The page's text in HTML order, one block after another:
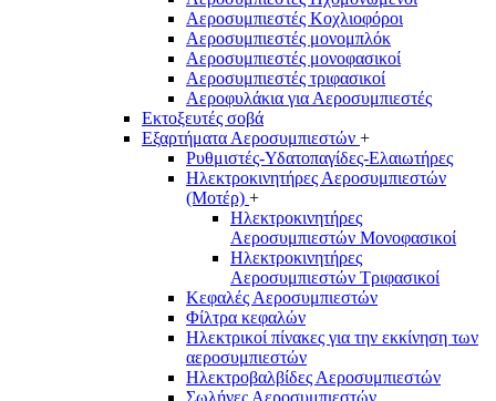
Αεροσυμπιεστές Κοχλιοφόροι
Αεροσυμπιεστές μονομπλόκ
Αεροσυμπιεστές μονοφασικοί
Αεροσυμπιεστές τριφασικοί
Αεροφυλάκια για Αεροσυμπιεστές
Εκτοξευτές σοβά
Εξαρτήματα Αεροσυμπιεστών +
Ρυθμιστές-Υδατοπαγίδες-Ελαιωτήρες
Ηλεκτροκινητήρες Αεροσυμπιεστών
(Μοτέρ) +
Ηλεκτροκινητήρες
Αεροσυμπιεστών Μονοφασικοί
Ηλεκτροκινητήρες
Αεροσυμπιεστών Τριφασικοί
Κεφαλές Αεροσυμπιεστών
Φίλτρα κεφαλών
Ηλεκτρικοί πίνακες για την εκκίνηση των
αεροσυμπιεστών
Ηλεκτροβαλβίδες Αεροσυμπιεστών
Σωλήνες Αεροσυμπιεστών